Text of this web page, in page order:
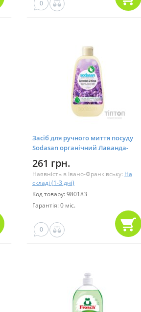
0
Засіб для ручного миття посуду
Sodasan органічний Лаванда-
261 грн.
Наявність в Івано-Франківську: На
складі (1-3 дні)
Код товару: 980183
Гарантія: 0 міс.
0